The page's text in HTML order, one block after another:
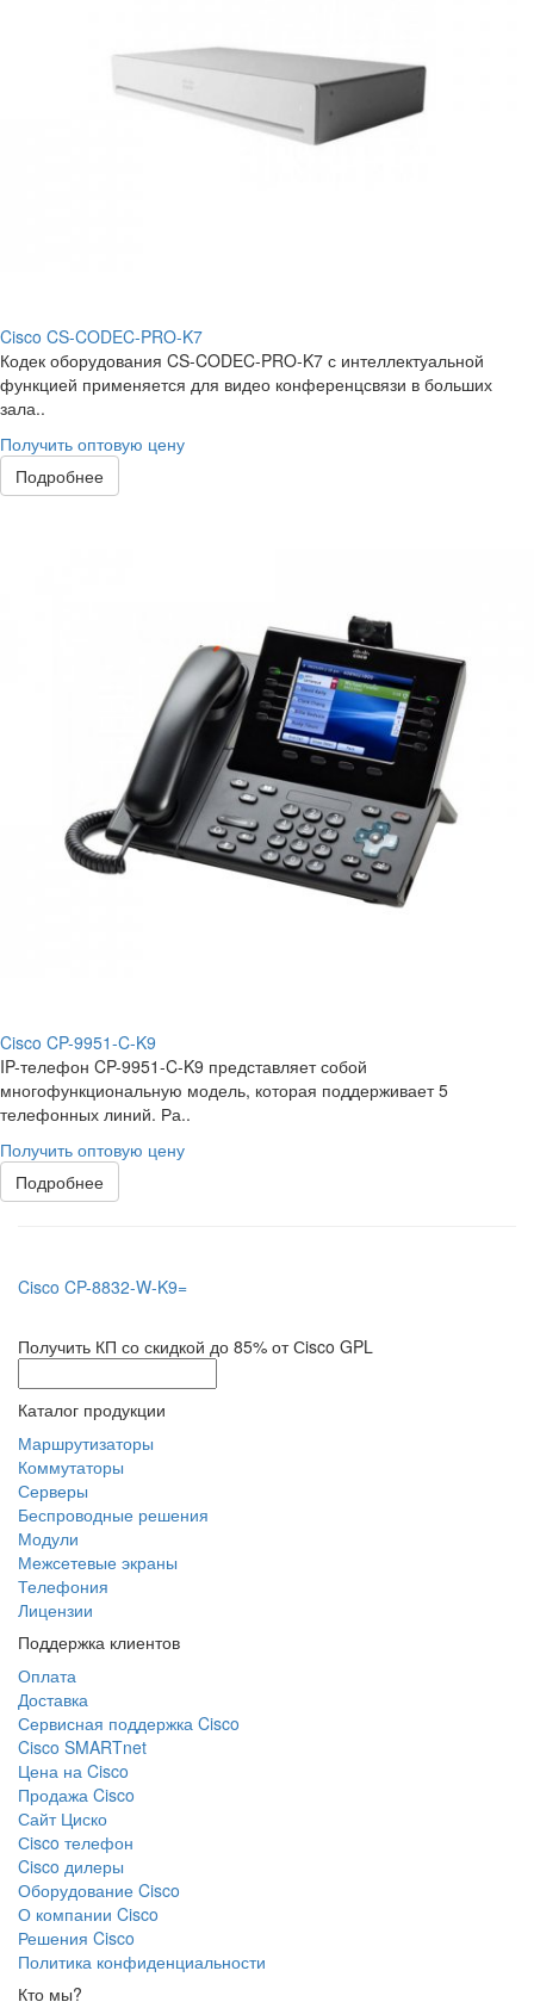
Cisco CS-CODEC-PRO-K7
Кодек оборудования CS-CODEC-PRO-K7 с интеллектуальной
функцией применяется для видео конференцсвязи в больших
зала..
Получить оптовую цену
Подробнее
Cisco CP-9951-C-K9
IP-телефон CP-9951-C-K9 представляет собой
многофункциональную модель, которая поддерживает 5
телефонных линий. Ра..
Получить оптовую цену
Подробнее
Cisco CP-8832-W-K9=
Получить КП со скидкой до 85% от Сisco GPL
Каталог продукции
Маршрутизаторы
Коммутаторы
Серверы
Беспроводные решения
Модули
Межсетевые экраны
Телефония
Лицензии
Поддержка клиентов
Оплата
Доставка
Сервисная поддержка Cisco
Cisco SMARTnet
Цена на Cisco
Продажа Cisco
Сайт Циско
Сisco телефон
Cisco дилеры
Оборудование Cisco
О компании Cisco
Решения Cisco
Политика конфиденциальности
Кто мы?